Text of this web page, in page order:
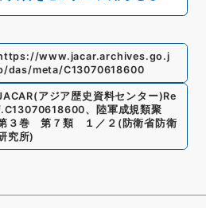
www.jacar.archives.go.j
das/meta/C13070618600
アジア歴史資料センター)Re
C13070618600、
陸軍成規類聚
３巻 第７類 １／２ ( 防衛省防衛
究所)